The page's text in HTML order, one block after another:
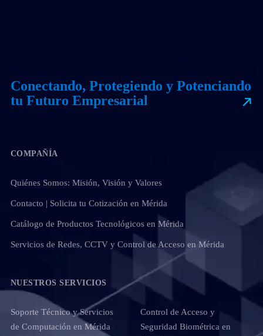
Conectando, Protegiendo y Potenciando
tu Futuro Empresarial
COMPAÑÍA
Quiénes Somos: Misión, Visión y Valores
Contacto | Solicita tu Cotización en Mérida
Catálogo de Productos Tecnológicos en Mérida
Servicios de Redes, CCTV y Control de Acceso en Mérida
NUESTROS SERVICIOS
Soporte Técnico y Servicios
de Computación en Mérida
Control de Acceso y
Seguridad Biométrica en